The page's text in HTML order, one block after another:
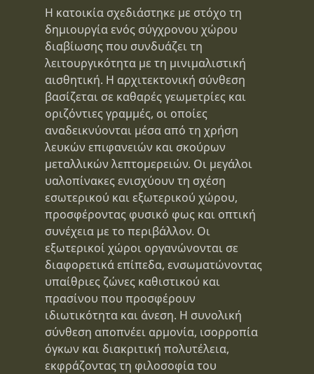
Η κατοικία σχεδιάστηκε με στόχο τη
δημιουργία ενός σύγχρονου χώρου
διαβίωσης που συνδυάζει τη
λειτουργικότητα με τη μινιμαλιστική
αισθητική. Η αρχιτεκτονική σύνθεση
βασίζεται σε καθαρές γεωμετρίες και
οριζόντιες γραμμές, οι οποίες
αναδεικνύονται μέσα από τη χρήση
λευκών επιφανειών και σκούρων
μεταλλικών λεπτομερειών. Οι μεγάλοι
υαλοπίνακες ενισχύουν τη σχέση
εσωτερικού και εξωτερικού χώρου,
προσφέροντας φυσικό φως και οπτική
συνέχεια με το περιβάλλον. Οι
εξωτερικοί χώροι οργανώνονται σε
διαφορετικά επίπεδα, ενσωματώνοντας
υπαίθριες ζώνες καθιστικού και
πρασίνου που προσφέρουν
ιδιωτικότητα και άνεση. Η συνολική
σύνθεση αποπνέει αρμονία, ισορροπία
όγκων και διακριτική πολυτέλεια,
εκφράζοντας τη φιλοσοφία του